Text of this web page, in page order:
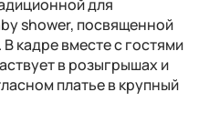
для
shower, посвященной
кадре вместе с гостями
в розыгрышах и
платье в крупный